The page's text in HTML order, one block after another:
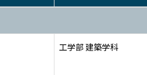
工学部 建築学科